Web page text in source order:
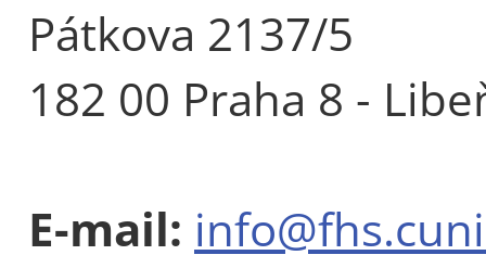
Pátkova 2137/5
182 00 Praha 8 -
E-mail: